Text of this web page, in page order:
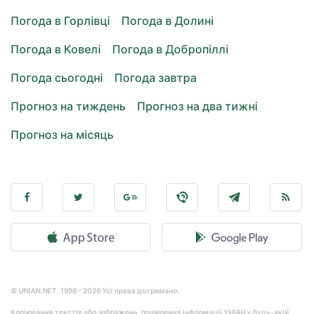
Погода в Горлівці
Погода в Долині
Погода в Ковелі
Погода в Добропіллі
Погода сьогодні
Погода завтра
Прогноз на тиждень
Прогноз на два тижні
Прогноз на місяць
© UNIAN.NET, 1998 - 2026 Усі права дотримано.
Копіювання текстів або зображень, поширення інформації УНІАН у будь-якій